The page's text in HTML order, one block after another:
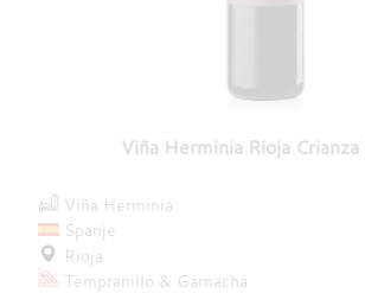
Viña Herminia Rioja
Viña Herminia
Spanje
Rioja
Tempranillo
Garnacha